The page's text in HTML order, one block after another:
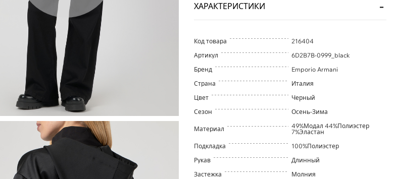
ХАРАКТЕРИСТИКИ
Код товара
216404
Артикул
6D2B7B-0999_black
Бренд
Emporio Armani
Страна
Италия
Цвет
Черный
Сезон
Осень-Зима
Материал
49%Модал 44%Полиэстер
7%Эластан
Подкладка
100%Полиэстер
Рукав
Длинный
Застежка
Молния